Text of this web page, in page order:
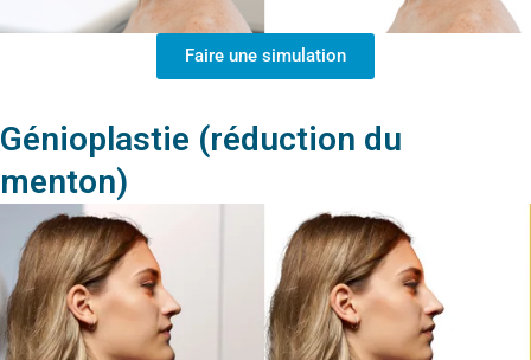
Faire une simulation
Génioplastie (réduction du
menton)